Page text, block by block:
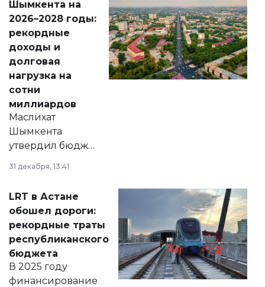
Венесуэлы.
Шымкента на
2026–2028 годы:
рекордные
доходы и
долговая
нагрузка на
сотни
миллиардов
Маслихат
Шымкента
утвердил бюджет
города на 2026–
2028 годы.
документ
появился в базе
нормативных
правовых актов и
на сайте маслихат
города.
31 декабря, 13:41
LRT в Астане
обошел дороги:
рекордные траты
республиканского
бюджета
В 2025 году
финансирование